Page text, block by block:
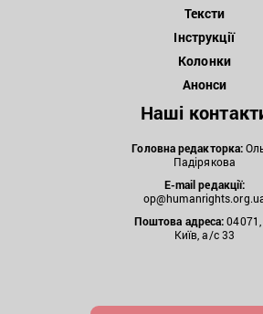
Тексти
Інструкції
Колонки
Анонси
Наші
Головна редакторка:
Падірякова
E-mail редакції:
Поштова адреса:
Київ, а/с 33